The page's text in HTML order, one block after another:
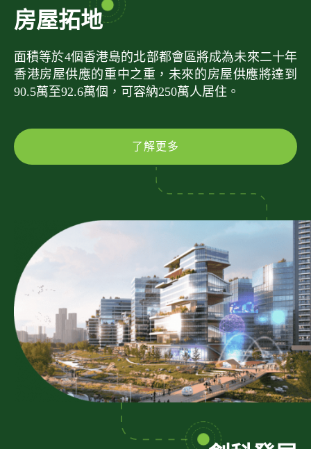
房屋拓地
面積等於4個香港島的北部都會區將成為未來二十年
香港房屋供應的重中之重，未來的房屋供應將達到
90.5萬至92.6萬個，可容納250萬人居住。
了解更多